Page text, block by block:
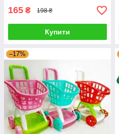
165 ₴ 198 ₴
Купити
–17%